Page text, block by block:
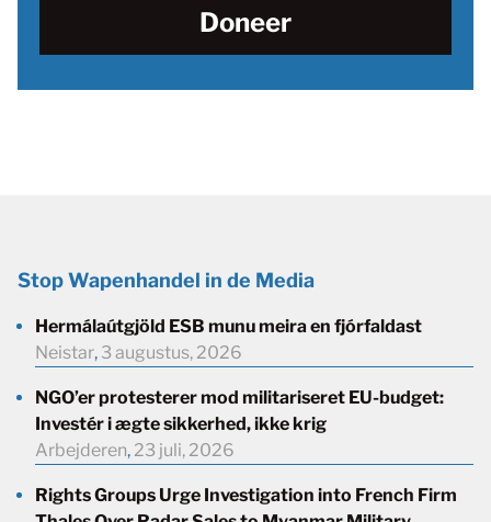
Doneer
Stop Wapenhandel in de Media
Hermálaútgjöld ESB munu meira en fjórfaldast
Neistar, 3 augustus, 2026
NGO’er protesterer mod militariseret EU-budget:
Investér i ægte sikkerhed, ikke krig
Arbejderen, 23 juli, 2026
Rights Groups Urge Investigation into French Firm